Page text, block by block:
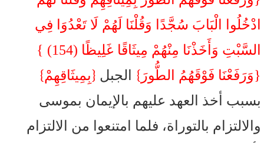
ادْخُلُوا الْبَابَ سُجَّدًا وَقُلْنَا لَهُمْ لَا تَعْدُوَا فِي
السَّبْتِ وَأَخَذْنَا مِنْهُمْ مِيثَاقًا غَلِيظًا (154) }
{وَرَفَعْنَا فَوْقَهُمُ الطُّورَ} الجبل {بِمِيثَاقِهِمْ}
بسبب أخذ العهد عليهم بالإيمان بموسى
والالتزام بالتوراة، فلما امتنعوا من الالتزام